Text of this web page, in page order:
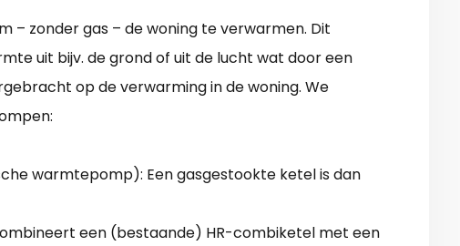
– zonder gas – de woning te verwarmen. Dit
uit bijv. de grond of uit de lucht wat door een
op de verwarming in de woning. We
warmtepomp): Een gasgestookte ketel is dan
een (bestaande) HR-combiketel met een